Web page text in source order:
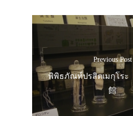
Previous Post
พิพิธภัณท์ปรสิตเมกุโระ
館